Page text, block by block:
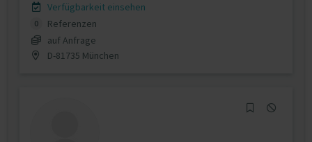
Verfügbarkeit einsehen
0
Referenzen
auf Anfrage
D-81735 München